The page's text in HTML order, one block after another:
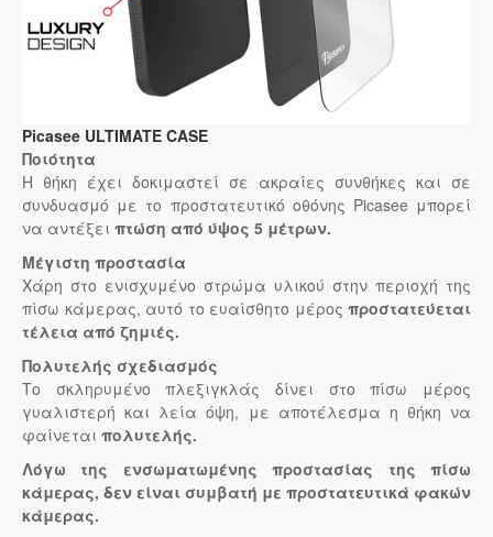
Picasee ULTIMATE CASE
Ποιότητα
Η θήκη έχει δοκιμαστεί σε ακραίες συνθήκες και σε
συνδυασμό με το προστατευτικό οθόνης Picasee μπορεί
να αντέξει πτώση από ύψος 5 μέτρων.
Μέγιστη προστασία
Χάρη στο ενισχυμένο στρώμα υλικού στην περιοχή της
πίσω κάμερας, αυτό το ευαίσθητο μέρος προστατεύεται
τέλεια από ζημιές.
Πολυτελής σχεδιασμός
Το σκληρυμένο πλεξιγκλάς δίνει στο πίσω μέρος
γυαλιστερή και λεία όψη, με αποτέλεσμα η θήκη να
φαίνεται πολυτελής.
Λόγω της ενσωματωμένης προστασίας της πίσω
κάμερας, δεν είναι συμβατή με προστατευτικά φακών
κάμερας.